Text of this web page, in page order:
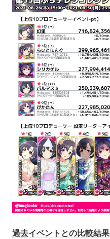
過去イベントとの比較結果